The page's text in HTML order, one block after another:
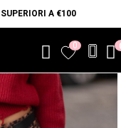
A €100
favorite0